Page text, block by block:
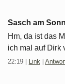
Sasch am
Hm, da ist das
ich mal auf Dirk
22:19 Link